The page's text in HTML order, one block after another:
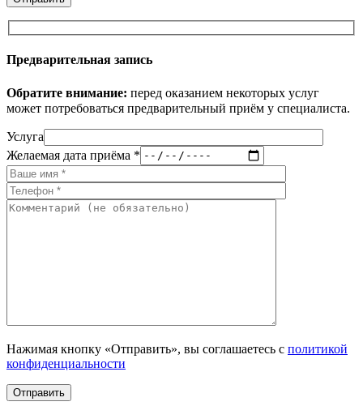
Предварительная запись
Обратите внимание: перед оказанием некоторых услуг
может потребоваться предварительный приём у специалиста.
Услуга
Желаемая дата приёма *
Нажимая кнопку «Отправить», вы соглашаетесь с политикой
конфиденциальности